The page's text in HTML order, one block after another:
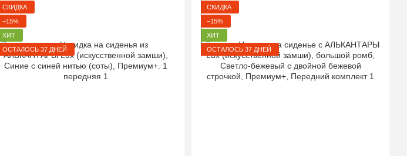
СКИДКА
−15%
ХИТ
ОСТАЛОСЬ 37 ДНЕЙ
СКИДКА
−15%
ХИТ
ОСТАЛОСЬ 37 ДНЕЙ